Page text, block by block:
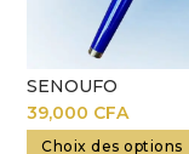
SENOUFO
39,000 CFA
Choix des options